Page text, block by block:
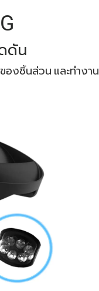
ดัน
งชิ้นส่วน และทำงา